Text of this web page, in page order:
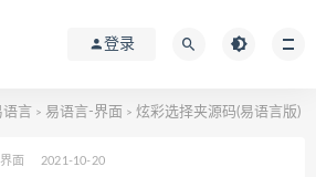
登录
语言 > 易语言-界面 > 炫彩选择夹源码(易语言版)
面 2021-10-20